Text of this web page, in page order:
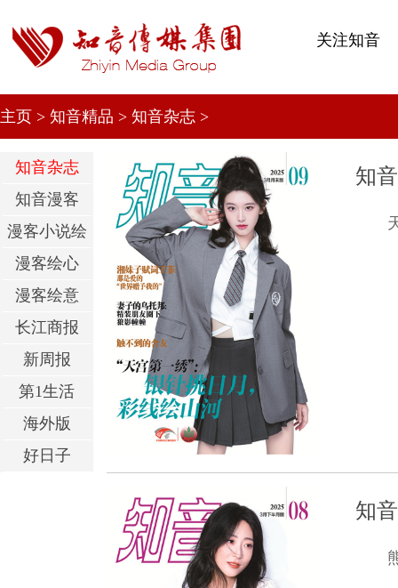
关注知音
主页 > 知音精品 > 知音杂志 >
知音杂志
知音漫客
漫客小说绘
漫客绘心
漫客绘意
长江商报
新周报
第1生活
海外版
好日子
知
知